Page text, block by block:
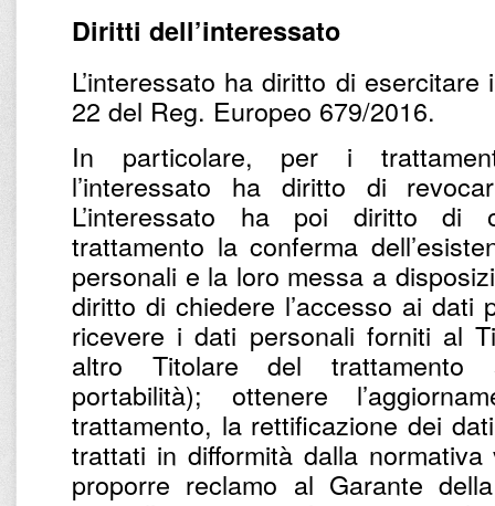
Diritti dell’interessato
L’interessato ha diritto di
22 del Reg. Europeo 679/2016.
In particolare, per i
l’interessato ha diritto di
L’interessato ha poi diritto di
trattamento la conferma
personali e la loro messa a
diritto di chiedere l’accesso ai dati
ricevere i dati personali forniti al
altro Titolare del trattamento
portabilità); ottenere
trattamento, la rettificazione dei
trattati in difformità dalla
proporre reclamo al Garante